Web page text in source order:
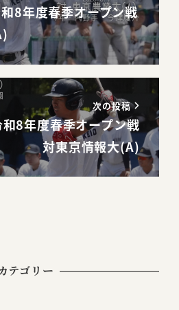
8年度春季オープン戦
次の投稿
8年度春季オープン戦
対東京情報大(A)
テゴリー